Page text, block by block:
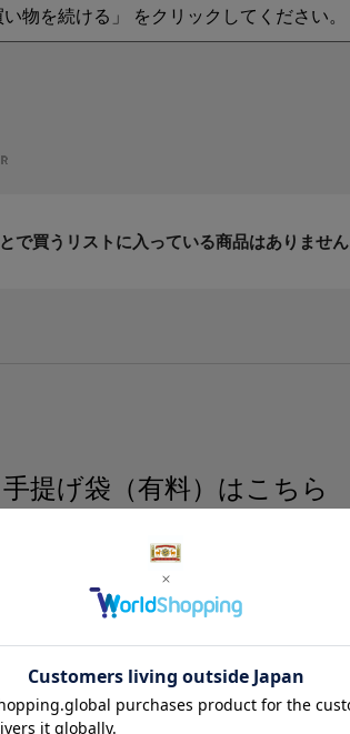
物を続ける」 をクリックしてください。
で買うリストに入っている商品はありません
手提げ袋（有料）はこちら
M・Lの3つサイズをご用意しております。
任せ